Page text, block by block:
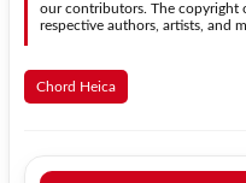
our contributors. The copyright
respective authors, artists, and
Chord Heica